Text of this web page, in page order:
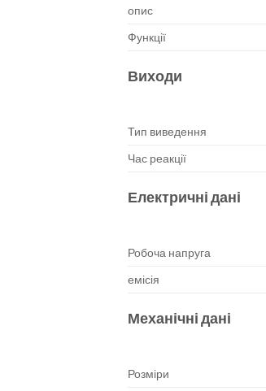
опис
Функції
Виходи
Тип виведення
Час реакції
Електричні дані
Робоча напруга
емісія
Механічні дані
Розміри